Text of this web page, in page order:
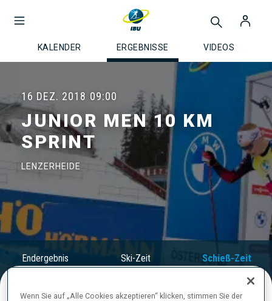
KALENDER ERGEBNISSE VIDEOS
16 DEZ. 2018 09:00
JUNIOR MEN 10 KM
SPRINT
LENZERHEIDE
Endergebnis Ski-Zeit Schieß-Zeit
Wenn Sie auf „Alle Cookies akzeptieren“ klicken, stimmen Sie der